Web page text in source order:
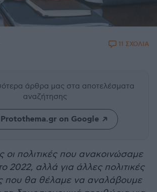
11 ΣΧΟΛΙΑ
άρθρα μας στα αποτελέσματα
αναζήτησης
on Google
οι πολιτικές που ανακοινώσαμε
2022, αλλά για άλλες πολιτικές
που θα θέλαμε να αναλάβουμε